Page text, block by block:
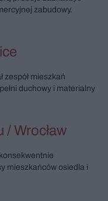
zabudowy.
zespół mieszkań
duchowy i materialny
Wrocław
mieszkańców osiedla i